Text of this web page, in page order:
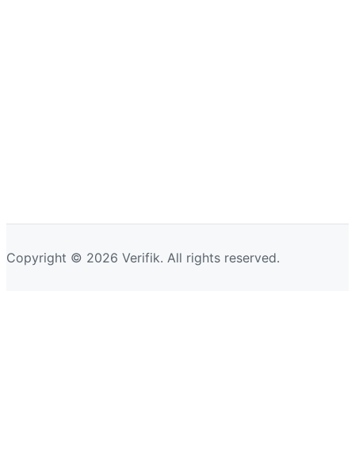
Copyright © 2026 Verifik. All rights reserved.